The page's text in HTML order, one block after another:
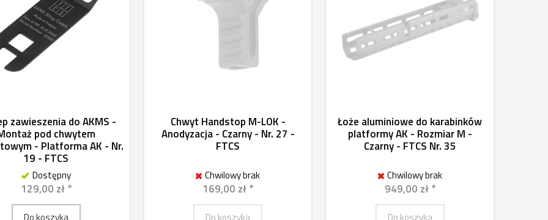
zawieszenia do AKMS -
pod chwytem
- Platforma AK - Nr.
19 - FTCS
Dostępny
129,00 zł *
Chwyt Handstop M-LOK -
Anodyzacja - Czarny - Nr. 27 -
FTCS
Chwilowy brak
169,00 zł *
Łoże aluminiowe do karabinków
platformy AK - Rozmiar M -
Czarny - FTCS Nr. 35
Chwilowy brak
949,00 zł *